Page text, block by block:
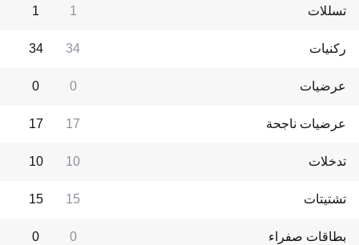
تسللات 1
1
ركنيات 34
34
عرضيات 0
0
عرضيات ناجحة 17
17
تدخلات 10
10
تشتيتات 15
15
بطاقات صفراء 0
0